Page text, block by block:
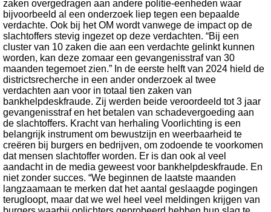
zaken overgedragen aan andere politie-eenheden waar
bijvoorbeeld al een onderzoek liep tegen een bepaalde
verdachte. Ook bij het OM wordt vanwege de impact op de
slachtoffers stevig ingezet op deze verdachten. “Bij een
cluster van 10 zaken die aan een verdachte gelinkt kunnen
worden, kan deze zomaar een gevangenisstraf van 30
maanden tegemoet zien.” In de eerste helft van 2024 hield de
districtsrecherche in een ander onderzoek al twee
verdachten aan voor in totaal tien zaken van
bankhelpdeskfraude. Zij werden beide veroordeeld tot 3 jaar
gevangenisstraf en het betalen van schadevergoeding aan
de slachtoffers. Kracht van herhaling Voorlichting is een
belangrijk instrument om bewustzijn en weerbaarheid te
creëren bij burgers en bedrijven, om zodoende te voorkomen
dat mensen slachtoffer worden. Er is dan ook al veel
aandacht in de media geweest voor bankhelpdeskfraude. En
niet zonder succes. “We beginnen de laatste maanden
langzaamaan te merken dat het aantal geslaagde pogingen
terugloopt, maar dat we wel heel veel meldingen krijgen van